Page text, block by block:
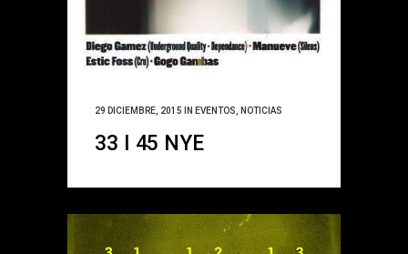
29 DICIEMBRE, 2015 IN EVENTOS NOTICIAS
33 I 45 NYE